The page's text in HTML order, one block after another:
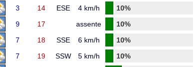
3 14 ESE 4 km/h
10%
9 17 assente
10%
7 18 SSE 6 km/h
10%
7 19 SSW 5 km/h
10%